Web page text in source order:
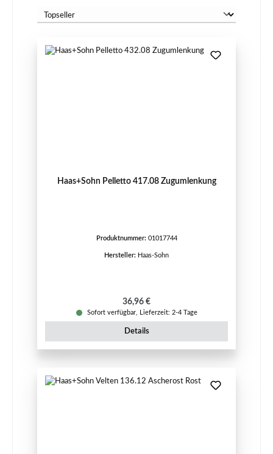
Haas+Sohn Pelletto 417.08 Zugumlenkung
Produktnummer: 01017744
Hersteller: Haas-Sohn
Regulärer Preis:
36,96 €
Sofort verfügbar, Lieferzeit: 2-4 Tage
Details